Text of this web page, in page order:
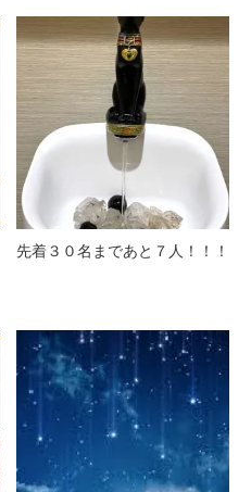
先着３０名まであと７人！！！